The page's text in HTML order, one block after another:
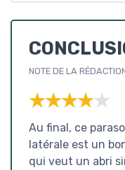
NOTE DE LA
★★★★★
★★★★★
Au final, ce
latérale est un
qui veut un abri